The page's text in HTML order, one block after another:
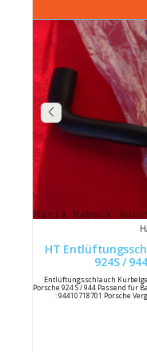
HT
Entlüftungsschlauch
Porsche 924 S / 944 Passend
: 94410718701 Porsche